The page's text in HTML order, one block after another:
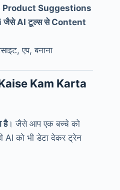
Product Suggestions
जैसे AI टूल्स से Content
एप, बनाना
Kam Karta
है। जैसे आप एक बच्चे को
AI को भी डेटा देकर ट्रेन